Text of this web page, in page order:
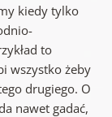
kiedy tylko
to
wszystko żeby
drugiego. O
nawet gadać,